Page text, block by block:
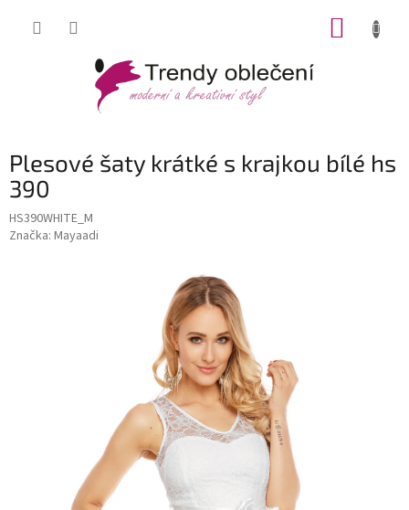
Plesové šaty krátké s krajkou bílé hs
390
HS390WHITE_M
Značka: Mayaadi